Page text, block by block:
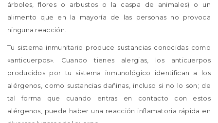
árboles, flores o arbustos o la caspa de animales) o un
alimento que en la mayoría de las personas no provoca
ninguna reacción.
Tu sistema inmunitario produce sustancias conocidas como
«anticuerpos». Cuando tienes alergias, los anticuerpos
producidos por tu sistema inmunológico identifican a los
alérgenos, como sustancias dañinas, incluso si no lo son; de
tal forma que cuando entras en contacto con estos
alérgenos, puede haber una reacción inflamatoria rápida en